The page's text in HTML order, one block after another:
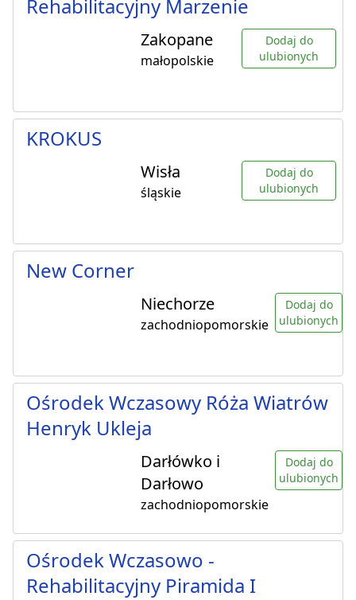
Rehabilitacyjny Marzenie
Zakopane
małopolskie
Dodaj do
ulubionych
KROKUS
Wisła
śląskie
Dodaj do
ulubionych
New Corner
Niechorze
zachodniopomorskie
Dodaj do
ulubionych
Ośrodek Wczasowy Róża Wiatrów
Henryk Ukleja
Darłówko i
Darłowo
zachodniopomorskie
Dodaj do
ulubionych
Ośrodek Wczasowo -
Rehabilitacyjny Piramida I